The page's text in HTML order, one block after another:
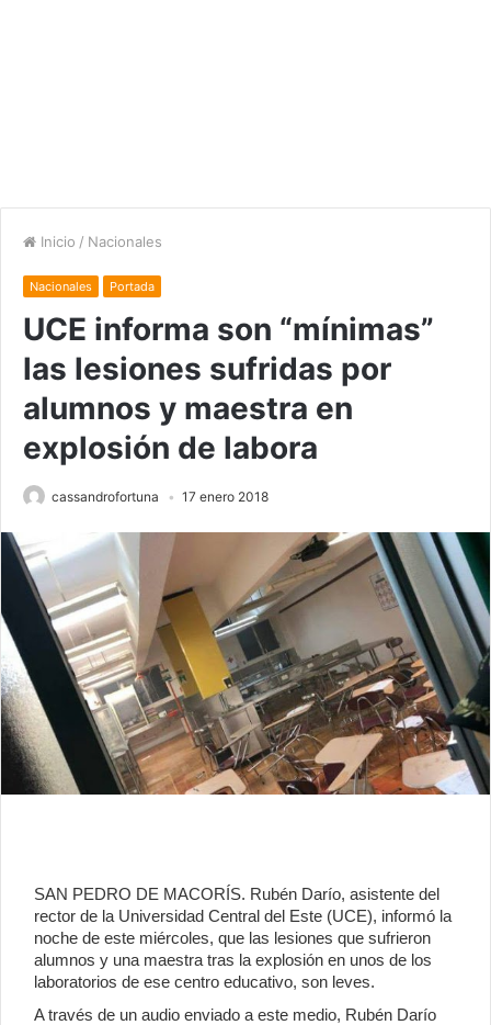
Inicio / Nacionales
Nacionales Portada
UCE informa son “mínimas”
las lesiones sufridas por
alumnos y maestra en
explosión de labora
cassandrofortuna 17 enero 2018
SAN PEDRO DE MACORÍS. Rubén Darío, asistente del
rector de la Universidad Central del Este (UCE), informó la
noche de este miércoles, que las lesiones que sufrieron
alumnos y una maestra tras la explosión en unos de los
laboratorios de ese centro educativo, son leves.
A través de un audio enviado a este medio, Rubén Darío